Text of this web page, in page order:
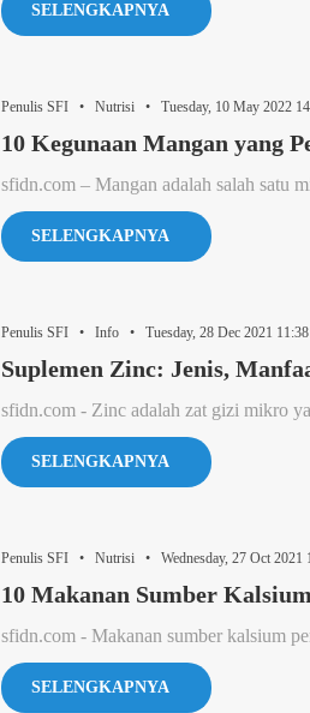
SELENGKAPNYA
Penulis SFI • Nutrisi • Tuesday, 10 May 2022
10 Kegunaan Mangan yang
sfidn.com – Mangan adalah salah satu
SELENGKAPNYA
Penulis SFI • Info • Tuesday, 28 Dec 2021
Suplemen Zinc: Jenis,
sfidn.com - Zinc adalah zat gizi mikro
SELENGKAPNYA
Penulis SFI • Nutrisi • Wednesday, 27 Oct 2021
10 Makanan Sumber
sfidn.com - Makanan sumber kalsium
SELENGKAPNYA